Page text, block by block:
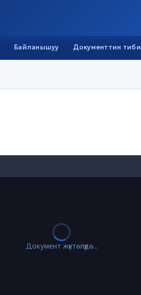
Байланышуу Документтин тиби
Документ жүктөлүүдө...